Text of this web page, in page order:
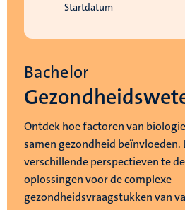
Startdatum
Bachelor
Ontdek hoe factoren van
samen gezondheid beïnvloeden.
verschillende perspectieven te
oplossingen voor de complexe
gezondheidsvraagstukken van